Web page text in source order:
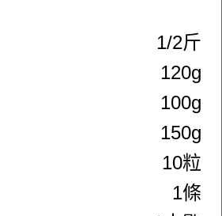
1/2斤
120g
100g
150g
10粒
1條